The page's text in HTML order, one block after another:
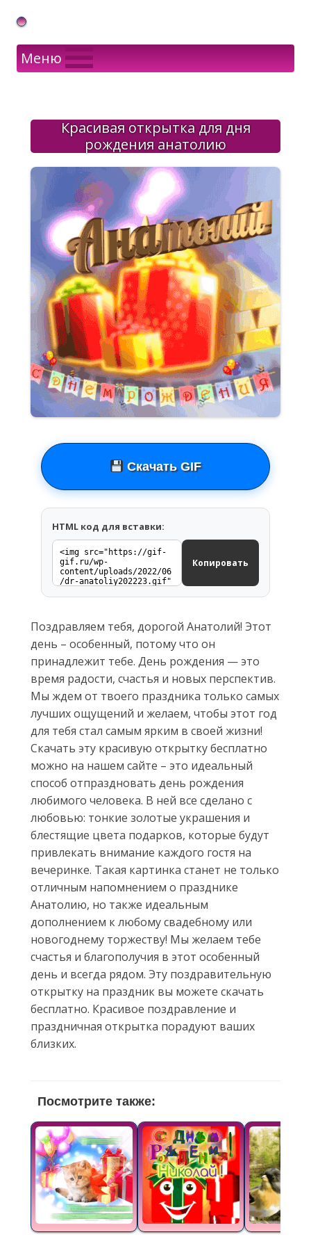
Gif Открытки в подарок
Меню
Красивая открытка для дня
рождения анатолию
Скачать GIF
HTML код для вставки:
Копировать
Поздравляем тебя, дорогой Анатолий! Этот
день – особенный, потому что он
принадлежит тебе. День рождения — это
время радости, счастья и новых перспектив.
Мы ждем от твоего праздника только самых
лучших ощущений и желаем, чтобы этот год
для тебя стал самым ярким в своей жизни!
Скачать эту красивую открытку бесплатно
можно на нашем сайте – это идеальный
способ отпраздновать день рождения
любимого человека. В ней все сделано с
любовью: тонкие золотые украшения и
блестящие цвета подарков, которые будут
привлекать внимание каждого гостя на
вечеринке. Такая картинка станет не только
отличным напомнением о празднике
Анатолию, но также идеальным
дополнением к любому свадебному или
новогоднему торжеству! Мы желаем тебе
счастья и благополучия в этот особенный
день и всегда рядом. Эту поздравительную
открытку на праздник вы можете скачать
бесплатно. Красивое поздравление и
праздничная открытка порадуют ваших
близких.
Посмотрите также: